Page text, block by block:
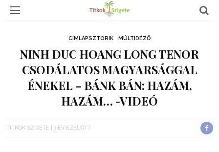
CÍMLAPSZTORIK MÚLTIDÉZŐ
NINH DUC HOANG LONG TENOR
CSODÁLATOS MAGYARSÁGGAL
ÉNEKEL – BÁNK BÁN: HAZÁM,
HAZÁM… -VIDEÓ
TITKOK SZIGETE 3 ÉV EZELŐTT